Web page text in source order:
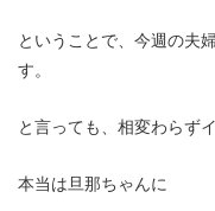
ということで、今週の夫
す。
と言っても、相変わらず
本当は旦那ちゃんに